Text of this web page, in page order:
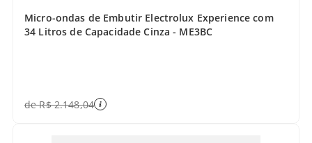
Micro-ondas de Embutir Electrolux Experience com
34 Litros de Capacidade Cinza - ME3BC
deR$ 2.148,04